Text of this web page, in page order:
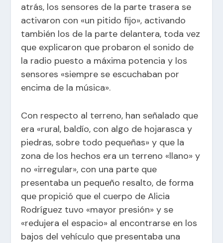
atrás, los sensores de la parte trasera se
activaron con «un pitido fijo», activando
también los de la parte delantera, toda vez
que explicaron que probaron el sonido de
la radio puesto a máxima potencia y los
sensores «siempre se escuchaban por
encima de la música».
Con respecto al terreno, han señalado que
era «rural, baldío, con algo de hojarasca y
piedras, sobre todo pequeñas» y que la
zona de los hechos era un terreno «llano» y
no «irregular», con una parte que
presentaba un pequeño resalto, de forma
que propició que el cuerpo de Alicia
Rodríguez tuvo «mayor presión» y se
«redujera el espacio» al encontrarse en los
bajos del vehículo que presentaba una